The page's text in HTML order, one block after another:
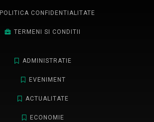
POLITICA CONFIDENTIALITATE
TERMENI SI CONDITII
ADMINISTRATIE
EVENIMENT
ACTUALITATE
ECONOMIE